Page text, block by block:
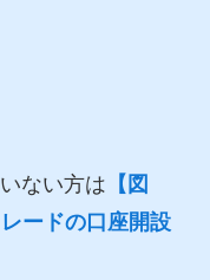
ない方は 【図
ードの口座開設